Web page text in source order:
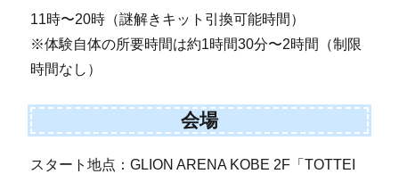
11時〜20時（謎解きキット引換可能時間）
※体験自体の所要時間は約1時間30分〜2時間（制限
時間なし）
会場
スタート地点：GLION ARENA KOBE 2F「TOTTEI